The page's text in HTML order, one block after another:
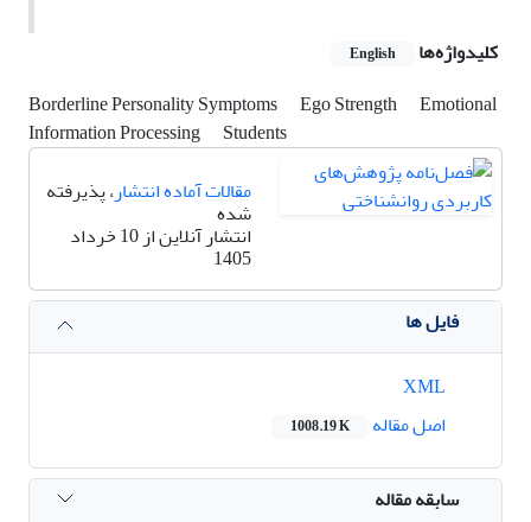
کلیدواژه‌ها
English
Borderline Personality Symptoms Ego Strength
Emotional
Information Processing
Students
مقالات آماده انتشار، پذیرفته
شده
انتشار آنلاین از 10 خرداد
1405
فایل ها
اصل مقاله
1008.19 K
سابقه مقاله